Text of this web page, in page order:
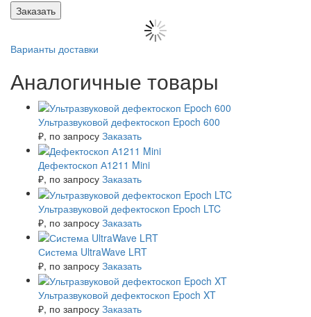
Заказать
Варианты доставки
Аналогичные товары
Ультразвуковой дефектоскоп Epoch 600
₽, по запросу Заказать
Дефектоскоп А1211 Mini
₽, по запросу Заказать
Ультразвуковой дефектоскоп Epoch LTC
₽, по запросу Заказать
Система UltraWave LRT
₽, по запросу Заказать
Ультразвуковой дефектоскоп Epoch XT
₽, по запросу Заказать